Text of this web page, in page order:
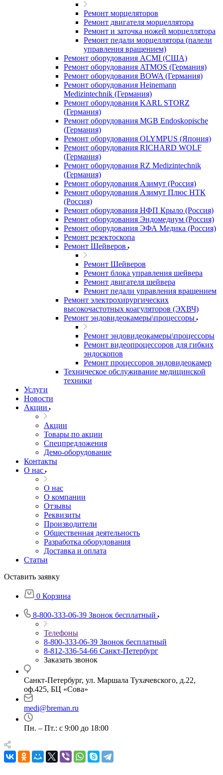
Ремонт морцеляторов
Ремонт двигателя морцеллятора
Ремонт и заточка ножей морцеллятора
Ремонт педали морцеллятора (палели
управления вращением)
Ремонт оборудования ACMI (США)
Ремонт оборудования ATMOS (Германия)
Ремонт оборудования BOWA (Германия)
Ремонт оборудования Heinemann
Medizintechnik (Германия)
Ремонт оборудования KARL STORZ
(Германия)
Ремонт оборудования MGB Endoskopische
(Германия)
Ремонт оборудования OLYMPUS (Япония)
Ремонт оборудования RICHARD WOLF
(Германия)
Ремонт оборудования RZ Medizintechnik
(Германия)
Ремонт оборудования Азимут (Россия)
Ремонт оборудования Азимут Плюс НТК
(Россия)
Ремонт оборудования НФП Крыло (Россия)
Ремонт оборудования Эндомедиум (Россия)
Ремонт оборудования ЭФА Медика (Россия)
Ремонт резектоскопа
Ремонт Шейверов
Ремонт Шейверов
Ремонт блока управления шейвера
Ремонт двигателя шейвера
Ремонт педали управления вращением
Ремонт электрохирургических
высокочастотных коагуляторов (ЭХВЧ)
Ремонт эндовидеокамеры\процессоры
Ремонт эндовидеокамеры\процессоры
Ремонт видеопроцессоров для гибких
эндоскопов
Ремонт процессоров эндовидеокамер
Техническое обслуживание медицинской
техники
Услуги
Новости
Акции
Акции
Товары по акции
Спецпредложения
Демо-оборудование
Контакты
О нас
О нас
О компании
Отзывы
Реквизиты
Производители
Общественная деятельность
Разработка оборудования
Доставка и оплата
Статьи
Оставить заявку
0 Корзина
8-800-333-06-39 Звонок бесплатный
Телефоны
8-800-333-06-39 Звонок бесплатный
8-812-336-54-66 Санкт-Петербург
Заказать звонок
Санкт-Петербург, ул. Маршала Тухачевского, д.22,
оф.425, БЦ «Сова»
medi@breman.ru
Пн. – Пт.: с 9:00 до 18:00